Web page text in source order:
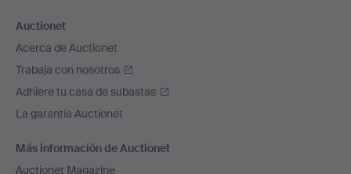
Auctionet
Acerca de Auctionet
Trabaja con nosotros
Adhiere tu casa de subastas
La garantía Auctionet
Más información de Auctionet
Auctionet Magazine